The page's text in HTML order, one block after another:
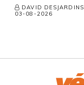
DAVID DESJARDINS
03-08-2026